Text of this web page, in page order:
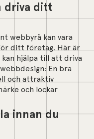
driva ditt
webbyrå kan vara
ditt företag. Här är
hjälpa till att driva
En bra
och attraktiv
och lockar
innan du